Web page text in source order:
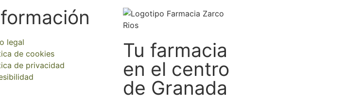
legal
de cookies
de privacidad
Tu farmacia
en el centro
de Granada